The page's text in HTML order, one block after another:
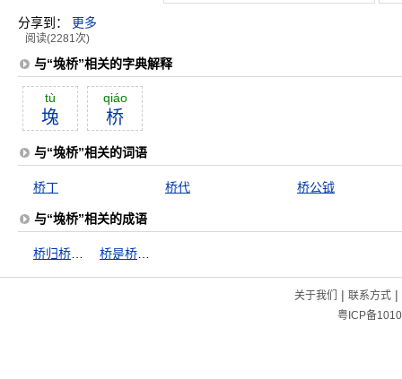
分享到： 更多
阅读(2281次)
与“堍桥”相关的字典解释
tù
堍
qiáo
桥
与“堍桥”相关的词语
桥丁 桥代 桥公钺
与“堍桥”相关的成语
关于我们 | 联系方式|
粤ICP备